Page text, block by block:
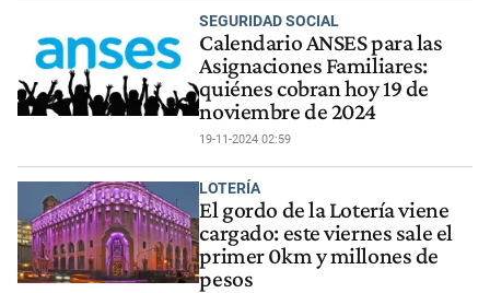
SEGURIDAD SOCIAL
Calendario ANSES para las
Asignaciones Familiares:
quiénes cobran hoy 19 de
noviembre de 2024
19-11-2024 02:59
LOTERÍA
El gordo de la Lotería viene
cargado: este viernes sale el
primer 0km y millones de
pesos